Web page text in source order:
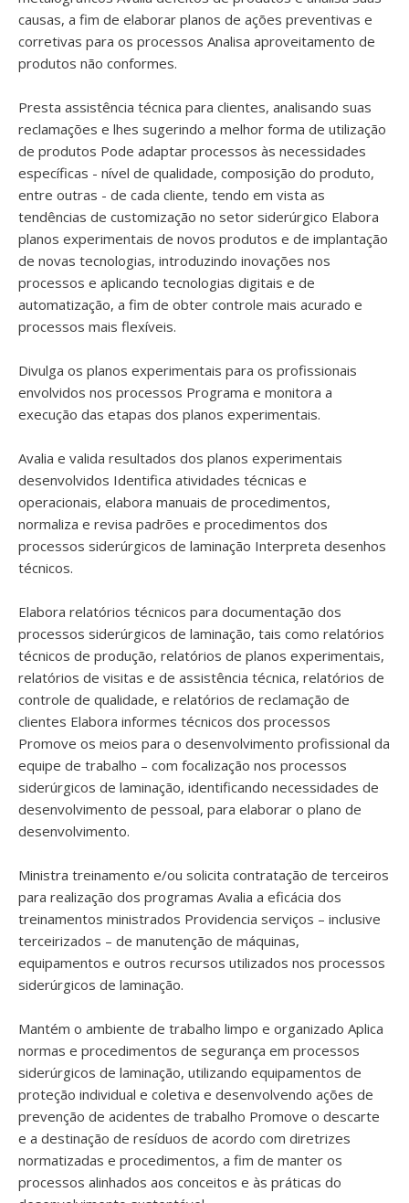
causas, a fim de elaborar planos de ações preventivas e
corretivas para os processos Analisa aproveitamento de
produtos não conformes.
Presta assistência técnica para clientes, analisando suas
reclamações e lhes sugerindo a melhor forma de utilização
de produtos Pode adaptar processos às necessidades
específicas - nível de qualidade, composição do produto,
entre outras - de cada cliente, tendo em vista as
tendências de customização no setor siderúrgico Elabora
planos experimentais de novos produtos e de implantação
de novas tecnologias, introduzindo inovações nos
processos e aplicando tecnologias digitais e de
automatização, a fim de obter controle mais acurado e
processos mais flexíveis.
Divulga os planos experimentais para os profissionais
envolvidos nos processos Programa e monitora a
execução das etapas dos planos experimentais.
Avalia e valida resultados dos planos experimentais
desenvolvidos Identifica atividades técnicas e
operacionais, elabora manuais de procedimentos,
normaliza e revisa padrões e procedimentos dos
processos siderúrgicos de laminação Interpreta desenhos
técnicos.
Elabora relatórios técnicos para documentação dos
processos siderúrgicos de laminação, tais como relatórios
técnicos de produção, relatórios de planos experimentais,
relatórios de visitas e de assistência técnica, relatórios de
controle de qualidade, e relatórios de reclamação de
clientes Elabora informes técnicos dos processos
Promove os meios para o desenvolvimento profissional da
equipe de trabalho – com focalização nos processos
siderúrgicos de laminação, identificando necessidades de
desenvolvimento de pessoal, para elaborar o plano de
desenvolvimento.
Ministra treinamento e/ou solicita contratação de terceiros
para realização dos programas Avalia a eficácia dos
treinamentos ministrados Providencia serviços – inclusive
terceirizados – de manutenção de máquinas,
equipamentos e outros recursos utilizados nos processos
siderúrgicos de laminação.
Mantém o ambiente de trabalho limpo e organizado Aplica
normas e procedimentos de segurança em processos
siderúrgicos de laminação, utilizando equipamentos de
proteção individual e coletiva e desenvolvendo ações de
prevenção de acidentes de trabalho Promove o descarte
e a destinação de resíduos de acordo com diretrizes
normatizadas e procedimentos, a fim de manter os
processos alinhados aos conceitos e às práticas do